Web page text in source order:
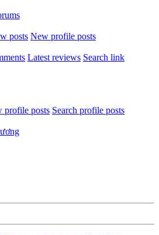
posts New profile posts
Latest reviews Search link
profile posts Search profile posts